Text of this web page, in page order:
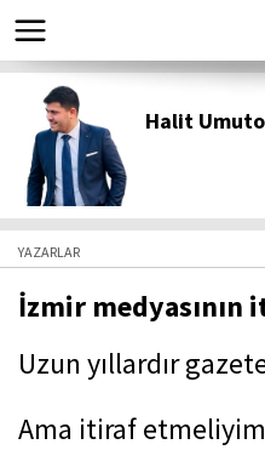
Halit
YAZARLAR
İzmir medyasının
Uzun yıllardır
Ama itiraf